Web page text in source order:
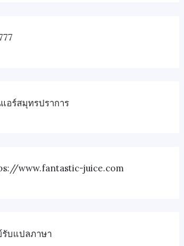
อร์สมุทรปราการ
www.fantastic-juice.com
บแปลภาษา